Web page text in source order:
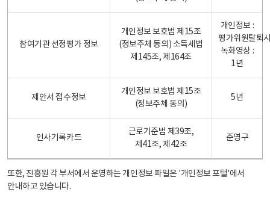
참여기관 선정평가 정보
개인정보 보호법 제15조
(정보주체 동의) 소득세법
제145조, 제164조
개인정보 :
평가위원탈퇴
녹화영상 :
1년
제안서 접수정보
개인정보 보호법 제15조
(정보주체 동의)
5년
인사기록카드
근로기준법 제39조,
제41조, 제42조
준영구
또한, 진흥원 각 부서에서 운영하는 개인정보 파일은 '개인정보 포털'에서
안내하고 있습니다.